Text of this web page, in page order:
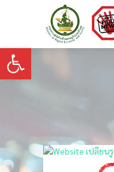
Open toolbar